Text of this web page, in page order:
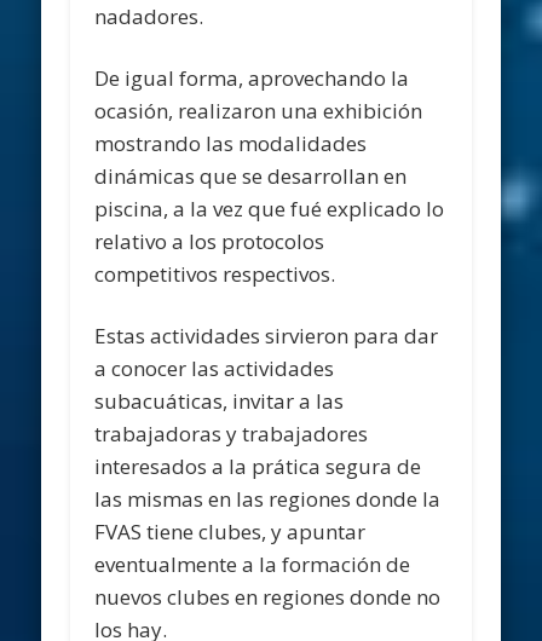
nadadores.
De igual forma, aprovechando la
ocasión, realizaron una exhibición
mostrando las modalidades
dinámicas que se desarrollan en
piscina, a la vez que fué explicado lo
relativo a los protocolos
competitivos respectivos.
Estas actividades sirvieron para dar
a conocer las actividades
subacuáticas, invitar a las
trabajadoras y trabajadores
interesados a la prática segura de
las mismas en las regiones donde la
FVAS tiene clubes, y apuntar
eventualmente a la formación de
nuevos clubes en regiones donde no
los hay.